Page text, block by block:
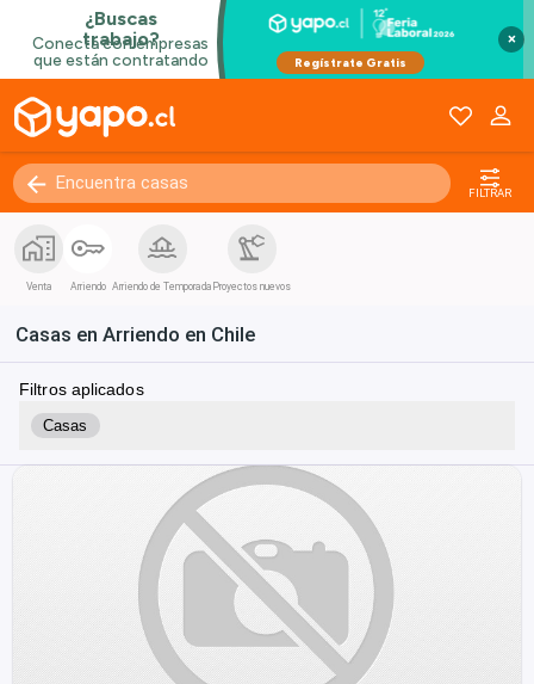
×
FILTRAR
Venta Arriendo Arriendo de Temporada Proyectos nuevos
Casas en Arriendo en Chile
Filtros aplicados
Casas